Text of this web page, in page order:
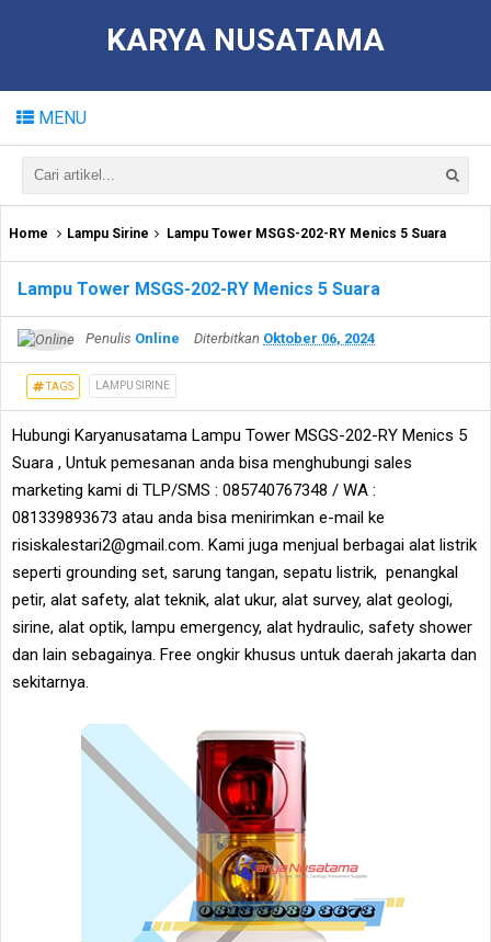
KARYA NUSATAMA
MENU
Home Lampu Sirine Lampu Tower MSGS-202-RY Menics 5 Suara
Lampu Tower MSGS-202-RY Menics 5 Suara
Penulis Online Diterbitkan Oktober 06, 2024
TAGS LAMPU SIRINE
Hubungi Karyanusatama Lampu Tower MSGS-202-RY Menics 5
Suara , Untuk pemesanan anda bisa menghubungi sales
marketing kami di TLP/SMS : 085740767348 / WA :
081339893673 atau anda bisa menirimkan e-mail ke
risiskalestari2@gmail.com. Kami juga menjual berbagai alat listrik
seperti grounding set, sarung tangan, sepatu listrik, penangkal
petir, alat safety, alat teknik, alat ukur, alat survey, alat geologi,
sirine, alat optik, lampu emergency, alat hydraulic, safety shower
dan lain sebagainya. Free ongkir khusus untuk daerah jakarta dan
sekitarnya.